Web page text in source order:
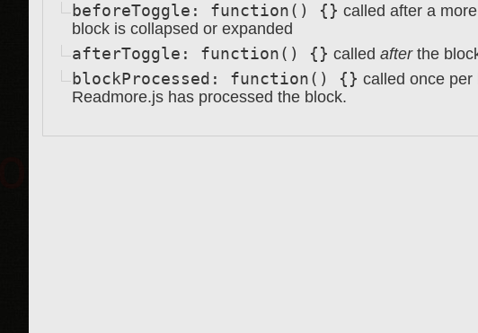
beforeToggle: function() {} called after a
block is collapsed or expanded
afterToggle: function() {} called afterthe
blockProcessed: function() {} called once
Readmore.js has processed the block.